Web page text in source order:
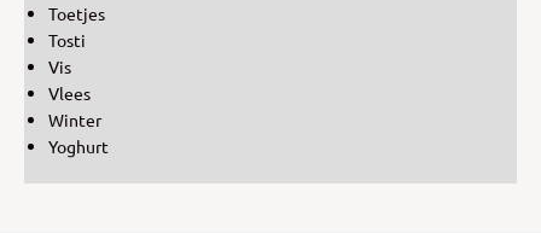
Toetjes
Tosti
Vis
Vlees
Winter
Yoghurt